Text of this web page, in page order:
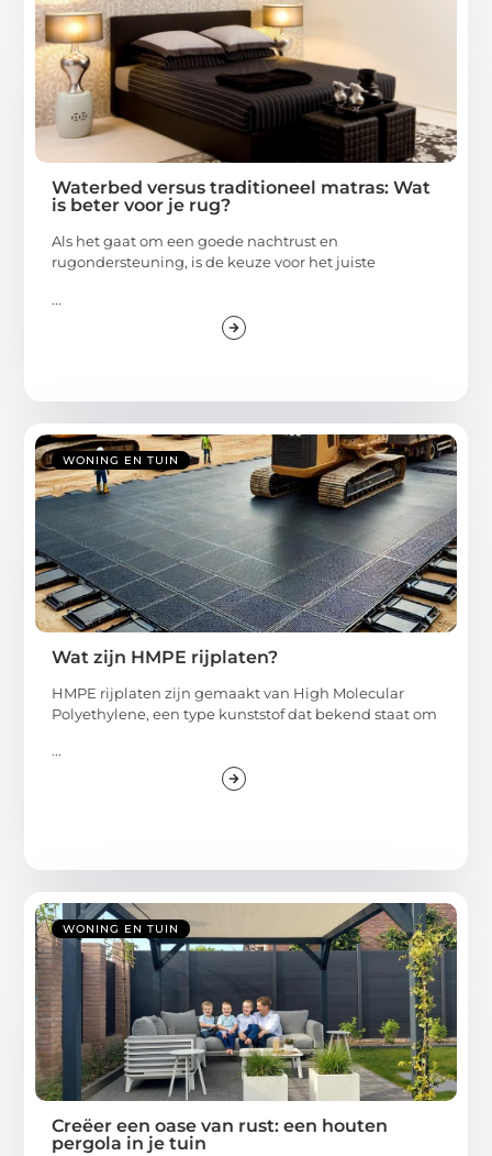
Waterbed versus traditioneel matras: Wat
is beter voor je rug?
Als het gaat om een goede nachtrust en
rugondersteuning, is de keuze voor het juiste
...
WONING EN TUIN
Wat zijn HMPE rijplaten?
HMPE rijplaten zijn gemaakt van High Molecular
Polyethylene, een type kunststof dat bekend staat om
...
WONING EN TUIN
Creëer een oase van rust: een houten
pergola in je tuin